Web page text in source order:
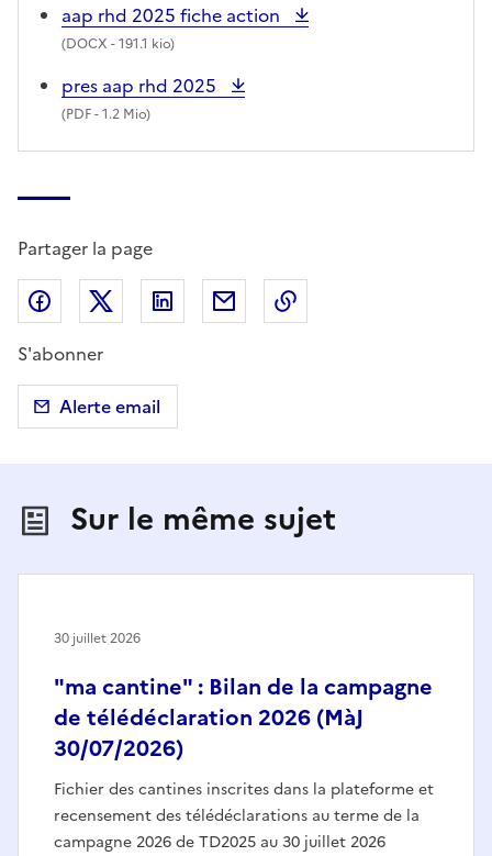
aap rhd 2025 fiche action
(DOCX - 191.1 kio)
pres aap rhd 2025
(PDF- 1.2 Mio)
Partager la page
Partager sur Facebook
Partager sur X (anciennement Twitter)
Partager sur LinkedIn
Partager par email
S'abonner
Alerte email
Sur le même sujet
"ma cantine" : Bilan de la campagne
de télédéclaration 2026 (MàJ
30/07/2026)
Fichier des cantines inscrites dans la plateforme et
recensement des télédéclarations au terme de la
campagne 2026 de TD2025 au 30 juillet 2026
30 juillet 2026